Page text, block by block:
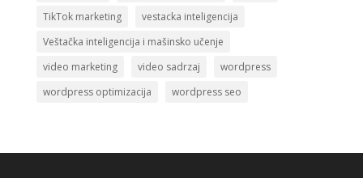
TikTok marketing
vestacka inteligencija
Veštačka inteligencija i mašinsko učenje
video marketing
video sadrzaj
wordpress
wordpress optimizacija
wordpress seo